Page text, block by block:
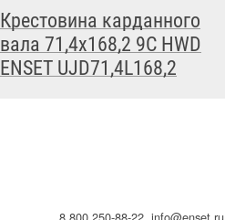
Крестовина карданного
вала 71,4x168,2 9C HWD
ENSET UJD71,4L168,2